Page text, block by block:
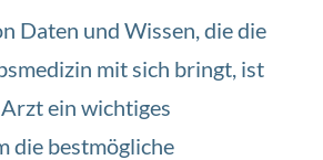
Daten und Wissen, die die
mit sich bringt, ist
ein wichtiges
die bestmögliche